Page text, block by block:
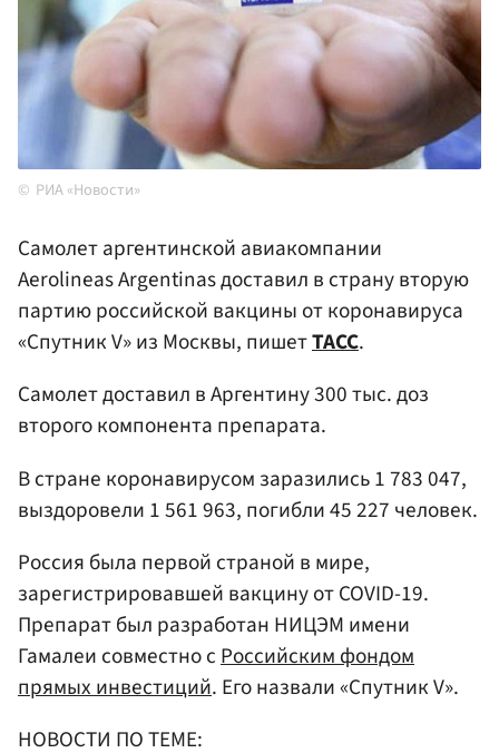
РИА «Новости»
Самолет аргентинской авиакомпании
Aerolineas Argentinas доставил в страну вторую
партию российской вакцины от коронавируса
«Спутник V» из Москвы, пишетТАСС.
Самолет доставил в Аргентину 300 тыс. доз
второго компонента препарата.
В стране коронавирусом заразились 1 783 047,
выздоровели 1 561 963, погибли 45 227 человек.
Россия была первой страной в мире,
зарегистрировавшей вакцину от COVID-19.
Препарат был разработан НИЦЭМ имени
Гамалеи совместно сРоссийским фондом
прямых инвестиций. Его назвали «Спутник V».
НОВОСТИ ПО ТЕМЕ: